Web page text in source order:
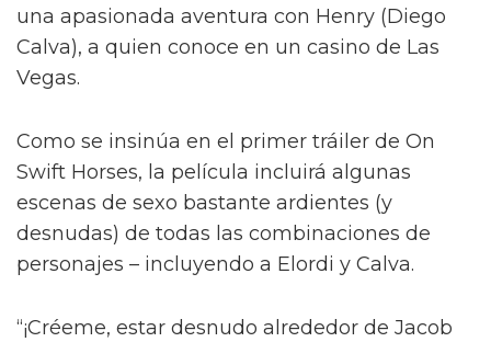
una apasionada aventura con Henry (Diego
Calva), a quien conoce en un casino de Las
Vegas.
Como se insinúa en el primer tráiler de On
Swift Horses, la película incluirá algunas
escenas de sexo bastante ardientes (y
desnudas) de todas las combinaciones de
personajes – incluyendo a Elordi y Calva.
“¡Créeme, estar desnudo alrededor de Jacob